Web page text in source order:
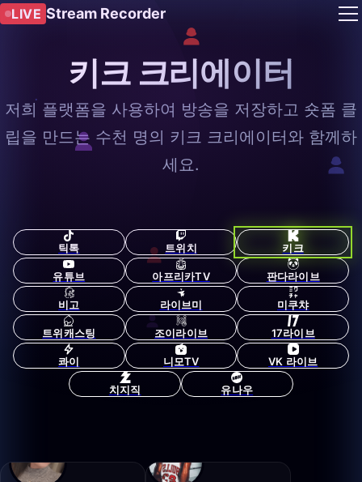
LIVE Stream Recorder
키크 크리에이터
저희 플랫폼을 사용하여 방송을 저장하고 숏폼 클
립을 만드는 수천 명의 키크 크리에이터와 함께하
세요.
틱톡 트위치 키크
유튜브 아프리카TV 판다라이브
비고 라이브미 미쿠챠
트위캐스팅 조이라이브 17라이브
콰이 니모TV VK 라이브
치지직 유나우